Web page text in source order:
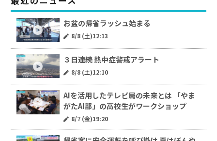
お盆の帰省ラッシュ始まる
8/8 (土)12:13
３日連続 熱中症警戒アラート
8/8 (土)12:10
AIを活用したテレビ局の未来とは 「やま
がたAI部」の高校生がワークショップ
8/7 (金)19:20